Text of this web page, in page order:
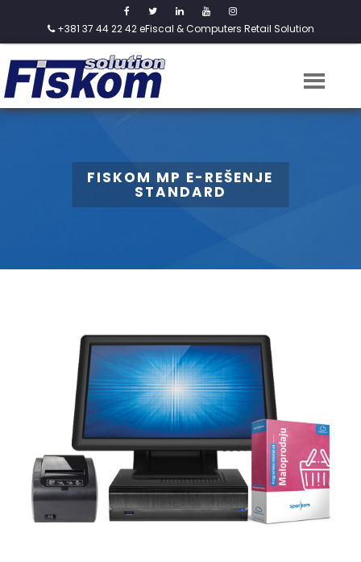
+381 37 44 22 42 eFiscal & Computers Retail Solution
FISKOM MP E-REŠENJE
STANDARD